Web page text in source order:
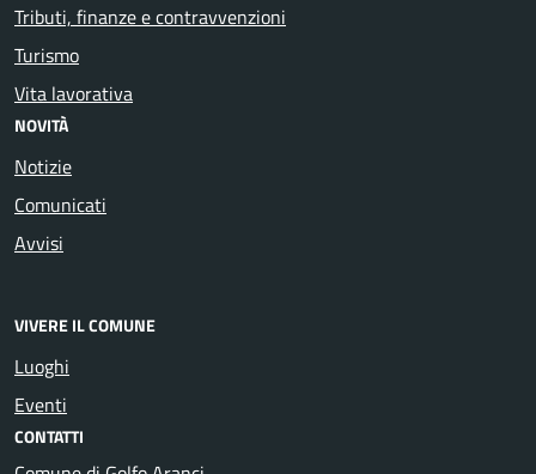
Tributi, finanze e contravvenzioni
Turismo
Vita lavorativa
NOVITÀ
Notizie
Comunicati
Avvisi
VIVERE IL COMUNE
Luoghi
Eventi
CONTATTI